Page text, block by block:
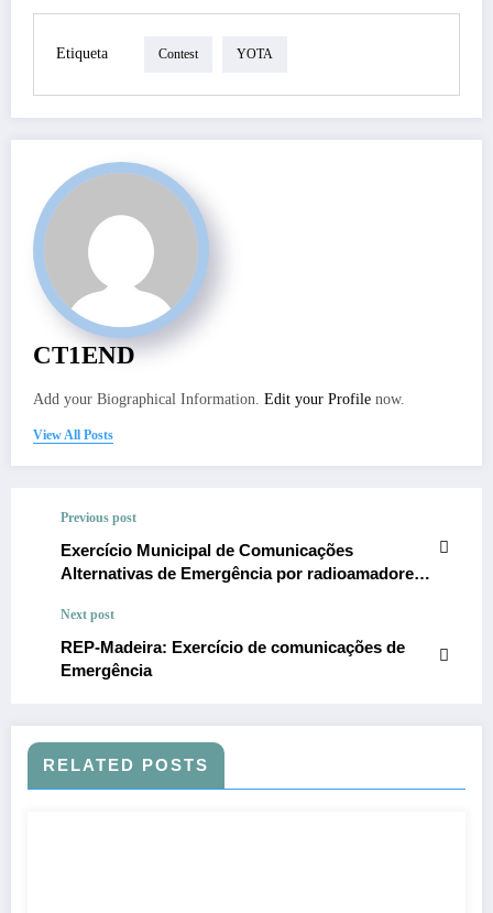
Etiqueta Contest YOTA
CT1END
Add your Biographical Information. Edit your Profile now.
View All Posts
Previous post
Exercício Municipal de Comunicações
Alternativas de Emergência por radioamadores
Next post
REP-Madeira: Exercício de comunicações de
Emergência
RELATED POSTS